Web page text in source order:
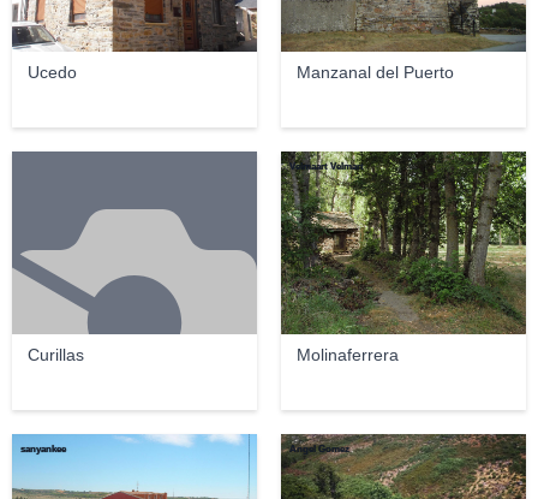
Ucedo Manzanal del Puerto
Curillas Molinaferrera
Velmaart Velmart
sanyankee Angel Gomez